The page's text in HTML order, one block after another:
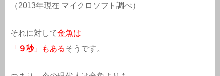
（2013年現在 マイクロソフト調べ）
それに対して金魚は
「 ９秒」もあるそうです。